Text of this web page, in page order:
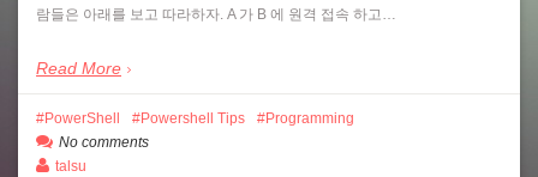
람들은 아래를 보고 따라하자. A 가 B 에 원격 접속 하고…
Read More
PowerShell Powershell Tips
Programming
No comments
talsu